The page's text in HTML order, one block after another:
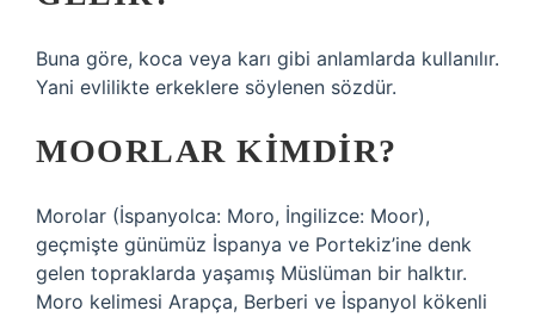
Buna göre, koca veya karı gibi anlamlarda kullanılır.
Yani evlilikte erkeklere söylenen sözdür.
MOORLAR KIMDIR?
Morolar (İspanyolca: Moro, İngilizce: Moor),
geçmişte günümüz İspanya ve Portekiz’ine denk
gelen topraklarda yaşamış Müslüman bir halktır.
Moro kelimesi Arapça, Berberi ve İspanyol kökenli